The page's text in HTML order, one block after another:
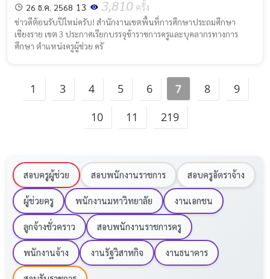
26 ธ.ค. 2568 13 3,810 ครั้ง
ข่าวดีต้อนรับปีใหม่ครับ! สำนักงานเขตพื้นที่การศึกษาประถมศึกษา
เชียงราย เขต 3 ประกาศเรียกบรรจุข้าราชการครูและบุคลากรทางการ
ศึกษา ตำแหน่งครูผู้ช่วย ครั
1 3 4 5 6 7 8
9
10
11 219
สอบครูผู้ช่วย สอบพนักงานราชการ สอบครูอัตราจ้าง
ผู้ช่วยครู พนักงานมหาวิทยาลัย งานเอกชน
ลูกจ้างชั่วคราว สอบพนักงานราชการครู
พนักงานจ้าง งานรัฐวิสาหกิจ งานธนาคาร